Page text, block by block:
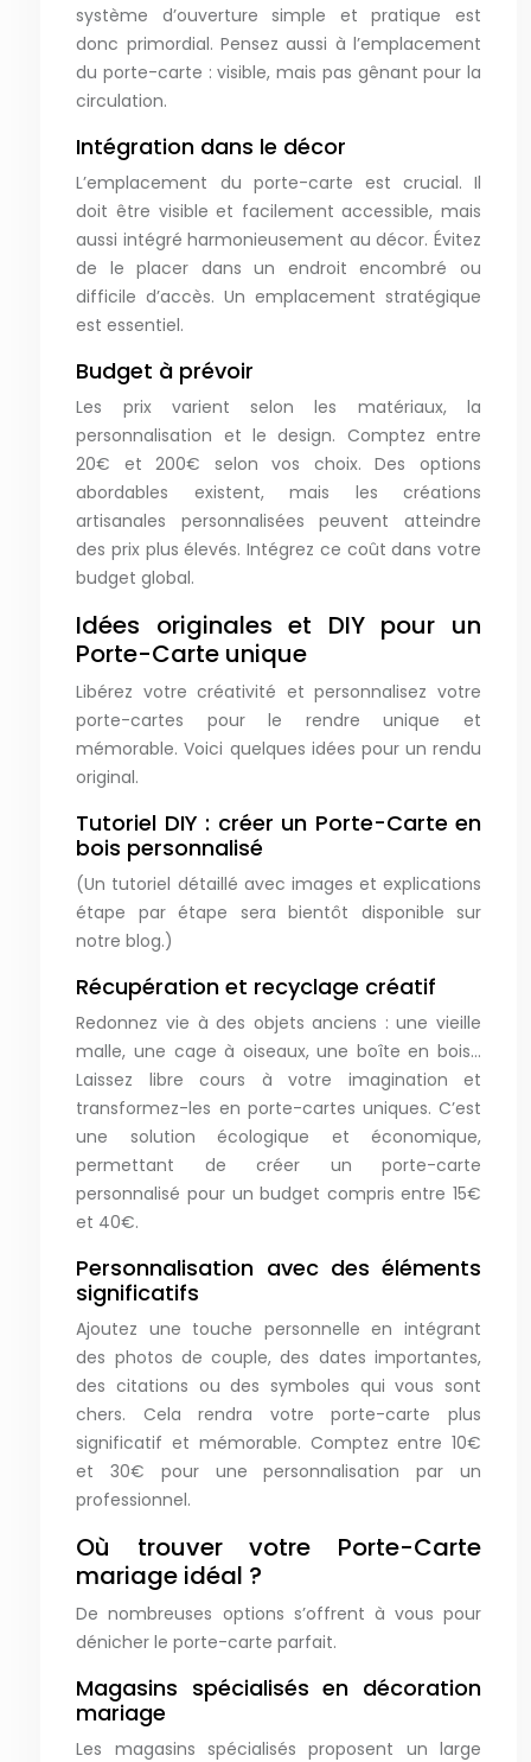
système d’ouverture simple et pratique est
donc primordial. Pensez aussi à l’emplacement
du porte-carte : visible, mais pas gênant pour la
circulation.
Intégration dans le décor
L’emplacement du porte-carte est crucial. Il
doit être visible et facilement accessible, mais
aussi intégré harmonieusement au décor. Évitez
de le placer dans un endroit encombré ou
difficile d’accès. Un emplacement stratégique
est essentiel.
Budget à prévoir
Les prix varient selon les matériaux, la
personnalisation et le design. Comptez entre
20€ et 200€ selon vos choix. Des options
abordables existent, mais les créations
artisanales personnalisées peuvent atteindre
des prix plus élevés. Intégrez ce coût dans votre
budget global.
Idées originales et DIY pour un
Porte-Carte unique
Libérez votre créativité et personnalisez votre
porte-cartes pour le rendre unique et
mémorable. Voici quelques idées pour un rendu
original.
Tutoriel DIY : créer un Porte-Carte en
bois personnalisé
(Un tutoriel détaillé avec images et explications
étape par étape sera bientôt disponible sur
notre blog.)
Récupération et recyclage créatif
Redonnez vie à des objets anciens : une vieille
malle, une cage à oiseaux, une boîte en bois…
Laissez libre cours à votre imagination et
transformez-les en porte-cartes uniques. C’est
une solution écologique et économique,
permettant de créer un porte-carte
personnalisé pour un budget compris entre 15€
et 40€.
Personnalisation avec des éléments
significatifs
Ajoutez une touche personnelle en intégrant
des photos de couple, des dates importantes,
des citations ou des symboles qui vous sont
chers. Cela rendra votre porte-carte plus
significatif et mémorable. Comptez entre 10€
et 30€ pour une personnalisation par un
professionnel.
Où trouver votre Porte-Carte
mariage idéal ?
De nombreuses options s’offrent à vous pour
dénicher le porte-carte parfait.
Magasins spécialisés en décoration
mariage
Les magasins spécialisés proposent un large